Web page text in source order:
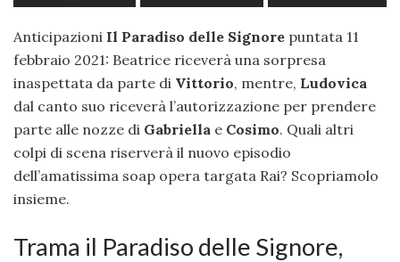
Anticipazioni Il Paradiso delle Signore puntata 11
febbraio 2021: Beatrice riceverà una sorpresa
inaspettata da parte di Vittorio, mentre, Ludovica
dal canto suo riceverà l’autorizzazione per prendere
parte alle nozze di Gabriella e Cosimo. Quali altri
colpi di scena riserverà il nuovo episodio
dell’amatissima soap opera targata Rai? Scopriamolo
insieme.
Trama il Paradiso delle Signore,